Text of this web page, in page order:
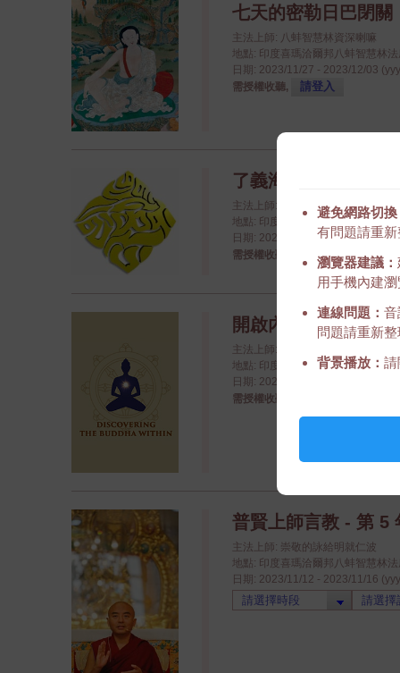
七天的密勒日巴閉關
主法上師: 八蚌智慧林資深喇嘛
地點: 印度喜瑪洽爾邦八蚌智慧林
日期: 2023/11/27 - 2023/12/03
需授權收聽,
請登入
了義海大手印傳授
主法上師: 金剛持第十二世慈尊廣
地點: 印度德里: The Leela
日期: 2024/04/01 - 2024/04/07
需授權收聽,
請登入
開啟內在之佛 - 第 2
主法上師: 崇敬的詠給明就仁波
地點: 印度喜瑪洽爾邦八蚌智慧林
日期: 2024/03/22 - 2024/03/25
需授權收聽,
普賢上師言教 - 第 5
主法上師: 崇敬的詠給明就仁波
地點: 印度喜瑪洽爾邦八蚌智慧林
日期: 2023/11/12 - 2023/11/16
避免網路切換
有問題請重
瀏覽器建議：
用手機內建
連線問題： 音
問題請重新
背景播放： 請